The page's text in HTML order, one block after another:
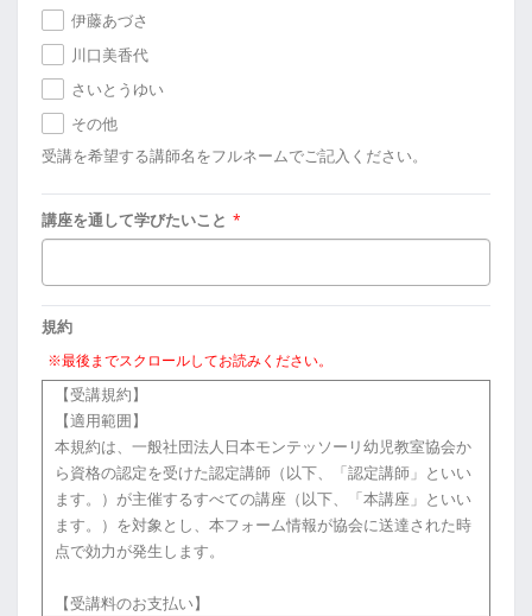
伊藤あづさ
川口美香代
さいとうゆい
その他
受講を希望する講師名をフルネームでご記入ください。
講座を通して学びたいこと *
規約
※最後までスクロールしてお読みください。
【受講規約】
【適用範囲】
本規約は、一般社団法人日本モンテッソーリ幼児教室協会か
ら資格の認定を受けた認定講師（以下、「認定講師」といい
ます。）が主催するすべての講座（以下、「本講座」といい
ます。）を対象とし、本フォーム情報が協会に送達された時
点で効力が発生します。
【受講料のお支払い】